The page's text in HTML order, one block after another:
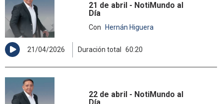
21 de abril - NotiMundo al
Día
Con Hernán Higuera
21/04/2026 Duración total 60:20
22 de abril - NotiMundo al